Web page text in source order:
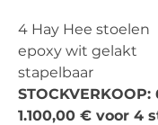
4 Hay Hee stoelen
epoxy wit gelakt
stapelbaar
1.100,00 € voor 4